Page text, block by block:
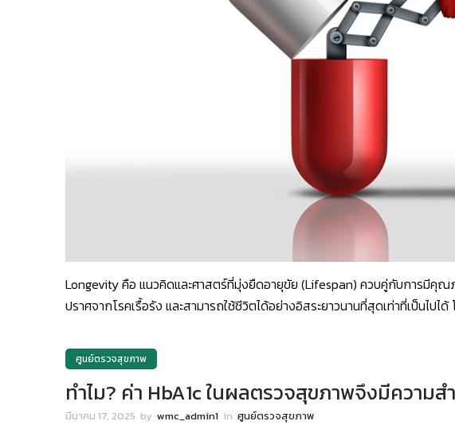
Longevity คือ แนวคิดและศาสตร์ที่มุ่งยืดอายุขัย (Lifespan) ควบคู่กับการมีคุ
ปราศจากโรคเรื้อรัง และสามารถใช้ชีวิตได้อย่างอิสระยาวนานที่สุดเท่าที่เป็นไ
ศูนย์ตรวจสุขภาพ
ทำไม? ค่า HbA1c ในผลตรวจสุขภาพจึงมีความ
มีนาคม 17, 2025 by wmc_admin1 in ศูนย์ตรวจสุขภาพ